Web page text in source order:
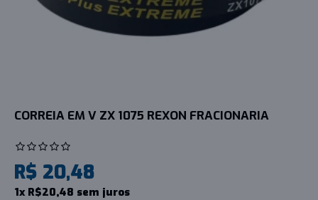
CORREIA EM V ZX 1075 REXON FRACIONARIA
R$ 20,48
1x R$20,48 sem juros